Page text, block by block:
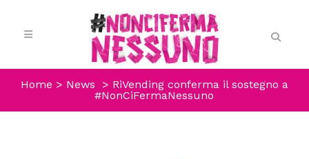
Home > News > RiVending conferma il sostegno a
#NonCiFermaNessuno